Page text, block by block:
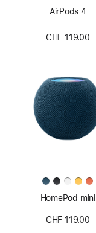
AirPods 4
CHF 119.00
HomePod mini
CHF 119.00